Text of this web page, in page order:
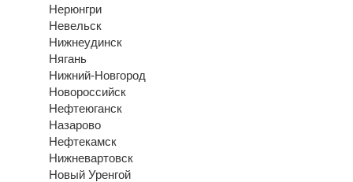
Нерюнгри
Невельск
Нижнеудинск
Нягань
Нижний-Новгород
Новороссийск
Нефтеюганск
Назарово
Нефтекамск
Нижневартовск
Новый Уренгой